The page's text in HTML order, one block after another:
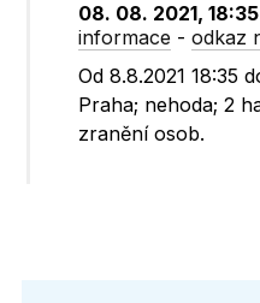
08. 08. 2021,
informace -odkaz
Od 8.8.2021 18:35
Praha; nehoda; 2
zranění osob.